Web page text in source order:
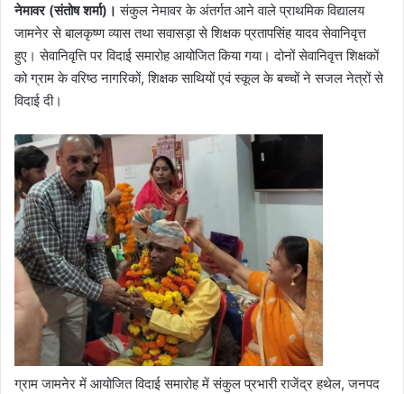
नेमावर (संतोष शर्मा)।संकुल नेमावर के अंतर्गत आने वाले प्राथमिक विद्यालय
जामनेर से बालकृष्ण व्यास तथा सवासड़ा से शिक्षक प्रतापसिंह यादव सेवानिवृत्त
हुए। सेवानिवृत्ति पर विदाई समारोह आयोजित किया गया। दोनों सेवानिवृत्त शिक्षकों
को ग्राम के वरिष्ठ नागरिकों, शिक्षक साथियों एवं स्कूल के बच्चों ने सजल नेत्रों से
विदाई दी।
ग्राम जामनेर में आयोजित विदाई समारोह में संकुल प्रभारी राजेंद्र हथेल, जनपद